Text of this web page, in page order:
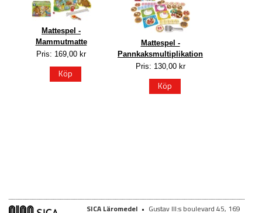
Mattespel -
Mammutmatte
Pris: 169,00 kr
Köp
Mattespel -
Pannkaksmultiplikation
Pris: 130,00 kr
Köp
SICA Läromedel • Gustav III:s boulevard 45, 169